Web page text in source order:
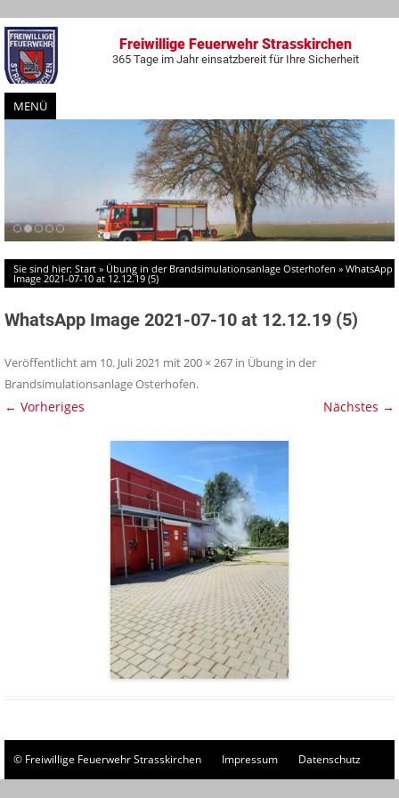
Freiwillige Feuerwehr Strasskirchen
365 Tage im Jahr einsatzbereit für Ihre Sicherheit
MENÜ
Zum
Inhalt
springen
Sie sind hier: Start » Übung in der Brandsimulationsanlage Osterhofen » WhatsApp
Image 2021-07-10 at 12.12.19 (5)
WhatsApp Image 2021-07-10 at 12.12.19 (5)
Veröffentlicht am 10. Juli 2021 mit200 × 267 in Übung in der
Brandsimulationsanlage Osterhofen.
← Vorheriges Nächstes →
© Freiwillige Feuerwehr Strasskirchen Impressum Datenschutz